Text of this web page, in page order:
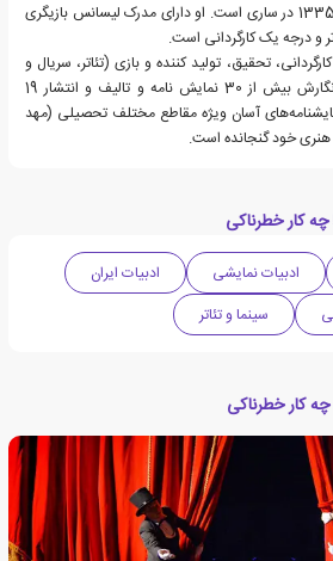
حسن دولت آبادی متولد سال 1335 در ساری است. او دارای مدرک لیسانس‌ بازیگری
و درجه یک کارگردانی است.
تحقیق، تولید کننده و بازی (تئاتر، سریال و
فیلم سینمایی) اشتغال دارد، نگارش بیش از 30 نمایش نامه و تالیف و انتشار 19
آسان ویژه مقاطع مختلف تحصیلی (مهد
هنری خود گنجانده است.
کار خطرناکی
ادبیات نمایشی
ادبیات ایران
سینما و تئاتر
کار خطرناکی